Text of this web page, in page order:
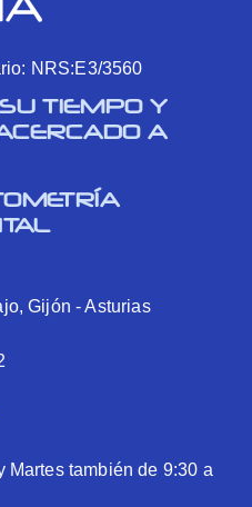
NRS:E3/3560
SU TIEMPO Y
A
Gijón - Asturias
Martes también de 9:30 a